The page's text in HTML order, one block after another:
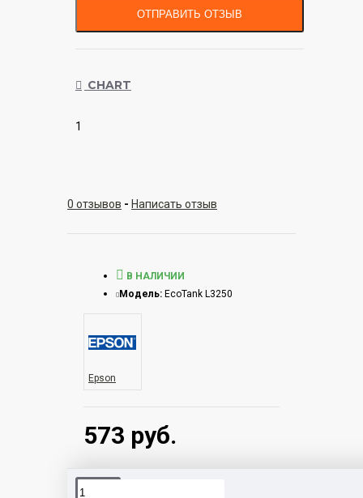
ОТПРАВИТЬ ОТЗЫВ
CHART
1
0 отзывов - Написать отзыв
573 руб.
В НАЛИЧИИ
Модель: EcoTank L3250
Epson